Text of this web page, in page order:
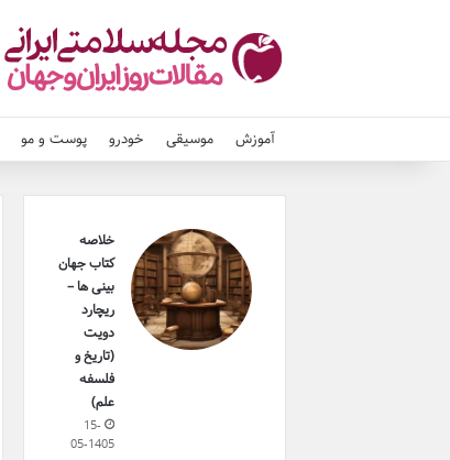
آموزش موسیقی خودرو پوست و مو
خلاصه
کتاب جهان
بینی ها –
ریچارد
دویت
(تاریخ و
فلسفه
علم)
15-
05-1405